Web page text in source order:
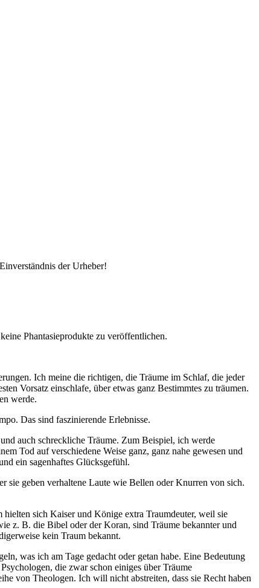
der Urheber!
Phantasieprodukte zu veröffentlichen.
Ich meine die richtigen, die Träume im Schlaf, die jeder
Vorsatz einschlafe, über etwas ganz Bestimmtes zu träumen.
werde.
Das sind faszinierende Erlebnisse.
auch schreckliche Träume. Zum Beispiel, ich werde
Tod auf verschiedene Weise ganz, ganz nahe gewesen und
ein sagenhaftes Glücksgefühl.
sie geben verhaltene Laute wie Bellen oder Knurren von sich.
sich Kaiser und Könige extra Traumdeuter, weil sie
z. B. die Bibel oder der Koran, sind Träume bekannter und
kein Traum bekannt.
was ich am Tage gedacht oder getan habe. Eine Bedeutung
die zwar schon einiges über Träume
von Theologen. Ich will nicht abstreiten, dass sie Recht haben